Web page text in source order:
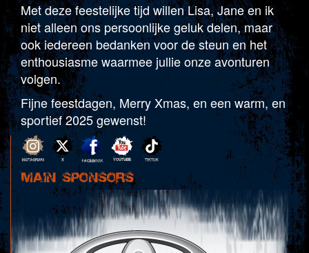
Met deze feestelijke tijd willen Lisa, Jane en ik
niet alleen ons persoonlijke geluk delen, maar
ook iedereen bedanken voor de steun en het
enthousiasme waarmee jullie onze avonturen
volgen.
Fijne feestdagen, Merry Xmas, en een warm, en
sportief 2025 gewenst!
MAIN SPONSORS